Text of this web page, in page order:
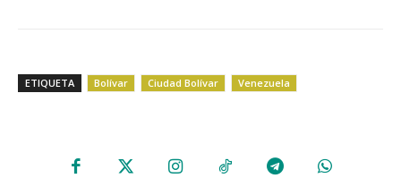
ETIQUETA Bolívar Ciudad Bolívar Venezuela